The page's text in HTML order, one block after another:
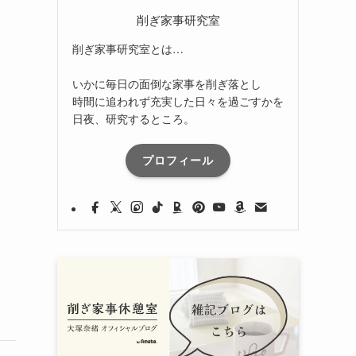
削ぎ家事研究室
削ぎ家事研究室とは…
いかに毎日の面倒な家事を削ぎ落とし
時間に追われず充実した日々を過ごすかを
日夜、研究するところ。
プロフィール